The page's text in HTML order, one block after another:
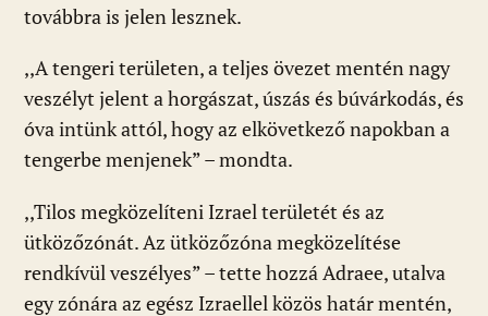
továbbra is jelen lesznek.
,,A tengeri területen, a teljes övezet mentén nagy
veszélyt jelent a horgászat, úszás és búvárkodás, és
óva intünk attól, hogy az elkövetkező napokban a
tengerbe menjenek” – mondta.
,,Tilos megközelíteni Izrael területét és az
ütközőzónát. Az ütközőzóna megközelítése
rendkívül veszélyes” – tette hozzá Adraee, utalva
egy zónára az egész Izraellel közös határ mentén,